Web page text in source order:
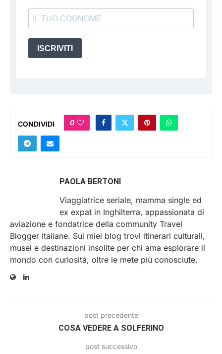
ISCRIVITI
CONDIVIDI 0
PAOLA BERTONI
Viaggiatrice seriale, mamma single ed
ex expat in Inghilterra, appassionata di
aviazione e fondatrice della community Travel
Blogger Italiane. Sui miei blog trovi itinerari culturali,
musei e destinazioni insolite per chi ama esplorare il
mondo con curiosità, oltre le mete più conosciute.
post precedente
COSA VEDERE A SOLFERINO
post successivo